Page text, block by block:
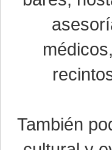
También